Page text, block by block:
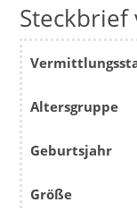
Altersgruppe
Geburtsjahr
Größe